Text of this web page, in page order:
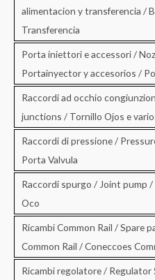
alimentacion y transferencia /
Transferencia
Porta iniettori e accessori /
Portainyector y accesorios /
Raccordi ad occhio
junctions / Tornillo Ojos e
Raccordi di pressione /
Porta Valvula
Raccordi spurgo / Joint pump
Oco
Ricambi Common Rail / Spare
Common Rail / Coneccoes
Ricambi regolatore /